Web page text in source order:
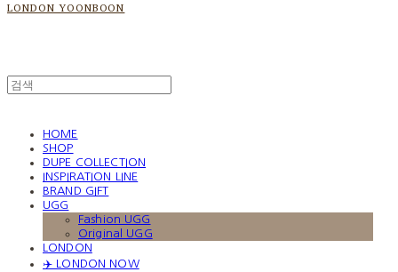
LONDON YOONBOON
HOME
SHOP
DUPE COLLECTION
INSPIRATION LINE
BRAND GIFT
UGG
Fashion UGG
Original UGG
LONDON
✈️ LONDON NOW